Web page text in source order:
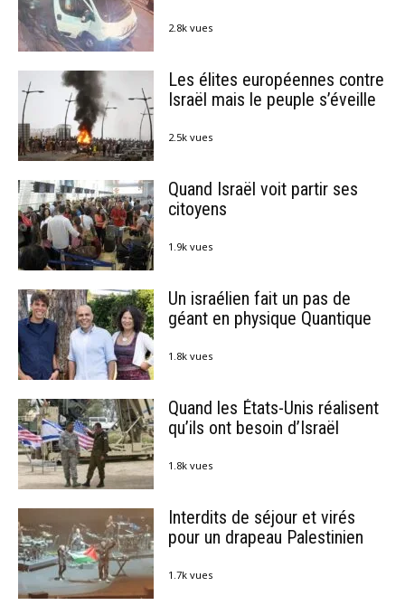
2.8k vues
Les élites européennes contre
Israël mais le peuple s’éveille
2.5k vues
Quand Israël voit partir ses
citoyens
1.9k vues
Un israélien fait un pas de
géant en physique Quantique
1.8k vues
Quand les États-Unis réalisent
qu’ils ont besoin d’Israël
1.8k vues
Interdits de séjour et virés
pour un drapeau Palestinien
1.7k vues